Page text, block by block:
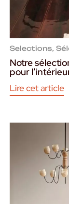
Selections,
Notre
pour
Lire cet article